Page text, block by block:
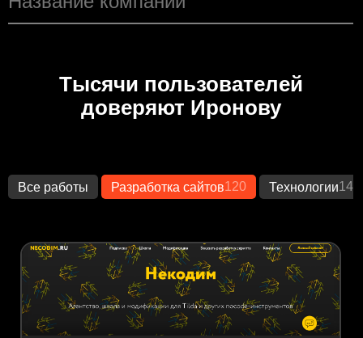
Тысячи пользователей
доверяют Иронову
Все работы Разработка сайтов120 Технологии